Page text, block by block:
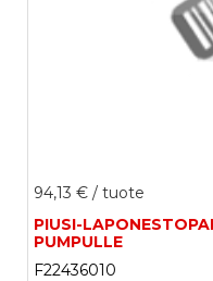
94,13 € / tuote
PIUSI-
PUMPULLE
F22436010